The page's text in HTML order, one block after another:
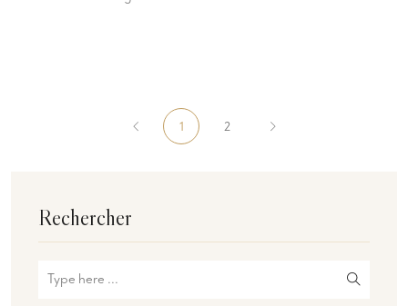
1 2
Rechercher